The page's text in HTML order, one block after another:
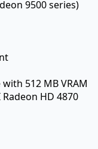
9500 series)
512 MB VRAM
Radeon HD 4870